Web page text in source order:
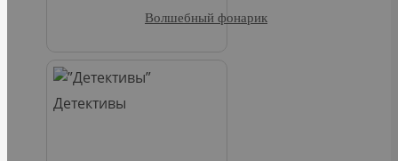
Детективы
Волшебный фонарик